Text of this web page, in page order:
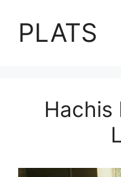
PLATS
Hachis